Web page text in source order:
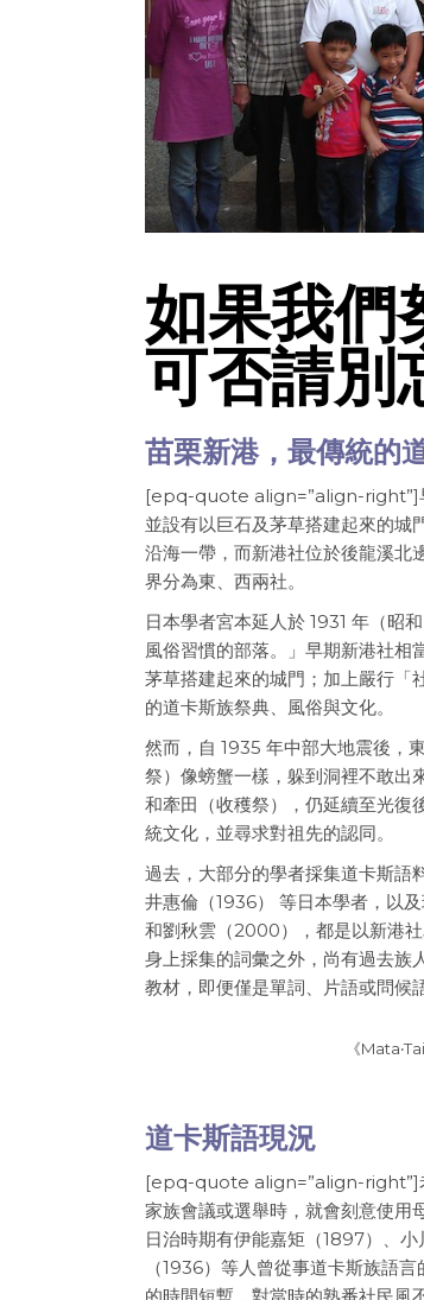
如果我們
可否請別
苗栗新港，最傳統的
[epq-quote align=”align-right”]
並設有以巨石及茅草搭建起來的
沿海一帶，而新港社位於後龍溪北
界分為東、西兩社。
日本學者宮本延人於 1931 年（昭
風俗習慣的部落。」早期新港社相
茅草搭建起來的城門；加上嚴行「
的道卡斯族祭典、風俗與文化。
然而，自 1935 年中部大地震後，
祭）像螃蟹一樣，躲到洞裡不敢出
和牽田（收穫祭），仍延續至光
統文化，並尋求對祖先的認同。
過去，大部分的學者採集道卡斯語
井惠倫（1936） 等日本學者，以
和劉秋雲（2000），都是以新港
身上採集的詞彙之外，尚有過去族
教材，即便僅是單詞、片語或問候
《
道卡斯語現況
[epq-quote align=”align-right”]
家族會議或選舉時，就會刻意使
日治時期有伊能嘉矩（1897）、
（1936）等人曾從事道卡斯族語
的時間短暫，對當時的熟番社民風